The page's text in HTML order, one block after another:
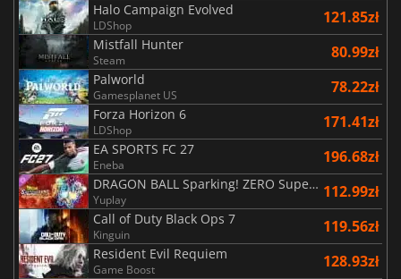
Halo Campaign Evolved
LDShop 121.85zł
Mistfall Hunter
Steam 80.99zł
Palworld
Gamesplanet US 78.22zł
Forza Horizon 6
LDShop 171.41zł
EA SPORTS FC 27
Eneba 196.68zł
DRAGON BALL Sparking! ZERO Super Limit Breaking NEO
Yuplay 112.99zł
Call of Duty Black Ops 7
Kinguin 119.56zł
Resident Evil Requiem
Game Boost 128.93zł